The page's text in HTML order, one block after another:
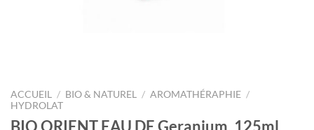
ACCUEIL / BIO & NATUREL / AROMATHÉRAPHIE /
HYDROLAT
BIO ORIENT EAU DE Geranium, 125ml